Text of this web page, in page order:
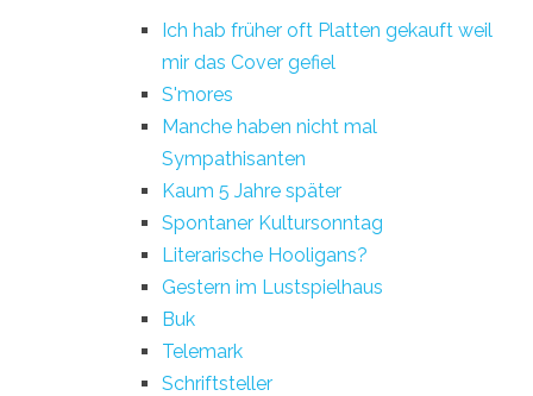
Ich hab früher oft Platten gekauft weil
mir das Cover gefiel
S'mores
Manche haben nicht mal
Sympathisanten
Kaum 5 Jahre später
Spontaner Kultursonntag
Literarische Hooligans?
Gestern im Lustspielhaus
Buk
Telemark
Schriftsteller